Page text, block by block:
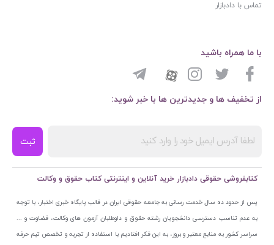
تماس با دادبازار
از تخفیف ها و جدیدترین ها با خبر شوید:
ثبت
با ما همراه باشید
کتابفروشی حقوقی دادبازار خرید آنلاین و اینترنتی کتاب حقوق و وکالت
پس از حدود ده سال خدمت رسانی به جامعه حقوقی ایران در قالب پایگاه خبری اختبار، با توجه
به عدم تناسب دسترسی دانشجویان رشته حقوق و داوطلبان آزمون های وکالت، قضاوت و ...
سراسر کشور به منابع معتبر و بروز، به این فکر افتادیم با استفاده از تجربه و تخصص تیم حرفه